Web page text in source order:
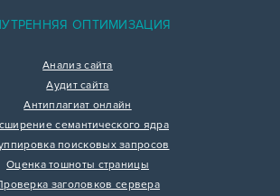
ОПТИМИЗАЦИЯ
Анализ сайта
Аудит сайта
Антиплагиат онлайн
семантического ядра
поисковых запросов
Оценка тошноты страницы
заголовков сервера